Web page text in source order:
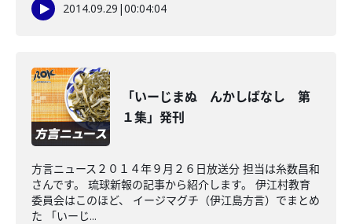
2014.09.29 |00:04:04
「いーじまぬ んかしばなし 第
１集」発刊
方言ニュース２０１４年９月２６日放送分 担当は糸数昌和
さんです。 琉球新報の記事から紹介します。 伊江村教育
委員会はこのほど、 イージマグチ（伊江島方言）でまとめ
た 「いーじ...